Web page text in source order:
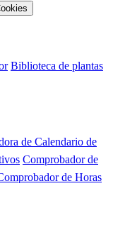
Biblioteca de plantas
de Calendario de
Comprobador de
de Horas